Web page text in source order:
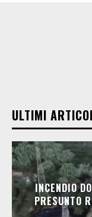
ULTIMI
INCENDIO
PRESUNTO